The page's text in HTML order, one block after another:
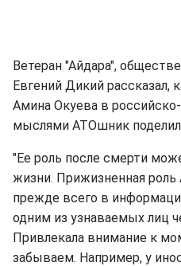
Ветеран "Айдара",
Евгений Дикий рассказал,
Амина Окуева в
мыслями АТОшник
"Ее роль после смерти
жизни. Прижизненная
прежде всего в
одним из узнаваемых лиц
Привлекала внимание к
забываем. Например, у